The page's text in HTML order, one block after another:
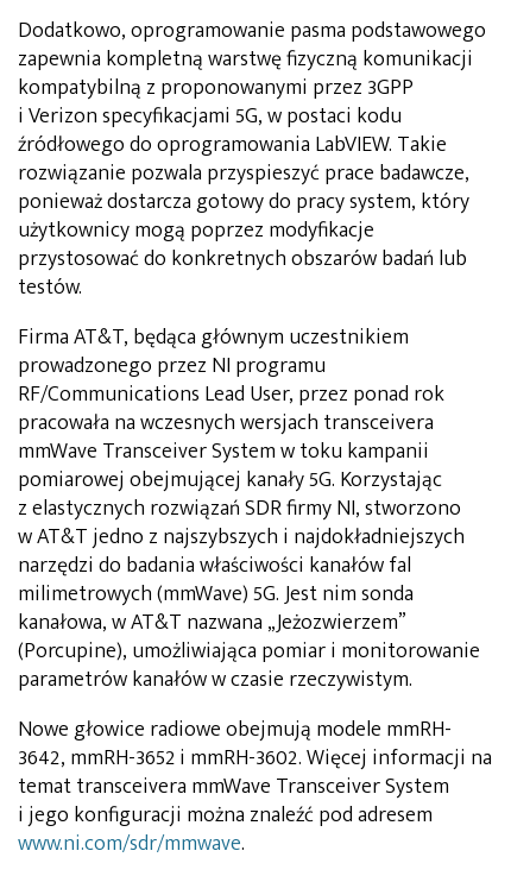
Dodatkowo, oprogramowanie pasma podstawowego
zapewnia kompletną warstwę fizyczną komunikacji
kompatybilną z proponowanymi przez 3GPP
i Verizon specyfikacjami 5G, w postaci kodu
źródłowego do oprogramowania LabVIEW. Takie
rozwiązanie pozwala przyspieszyć prace badawcze,
ponieważ dostarcza gotowy do pracy system, który
użytkownicy mogą poprzez modyfikacje
przystosować do konkretnych obszarów badań lub
testów.
Firma AT&T, będąca głównym uczestnikiem
prowadzonego przez NI programu
RF/Communications Lead User, przez ponad rok
pracowała na wczesnych wersjach transceivera
mmWave Transceiver System w toku kampanii
pomiarowej obejmującej kanały 5G. Korzystając
z elastycznych rozwiązań SDR firmy NI, stworzono
w AT&T jedno z najszybszych i najdokładniejszych
narzędzi do badania właściwości kanałów fal
milimetrowych (mmWave) 5G. Jest nim sonda
kanałowa, w AT&T nazwana „Jeżozwierzem”
(Porcupine), umożliwiająca pomiar i monitorowanie
parametrów kanałów w czasie rzeczywistym.
Nowe głowice radiowe obejmują modele mmRH-
3642, mmRH-3652 i mmRH-3602. Więcej informacji na
temat transceivera mmWave Transceiver System
i jego konfiguracji można znaleźć pod adresem
www.ni.com/sdr/mmwave.